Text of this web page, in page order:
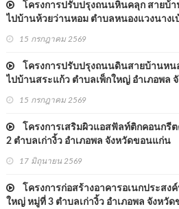
โครงการปรับปรุงถนนหินคลุก สายบ้า
ไปบ้านห้วยว่านหอม ตำบลหนองแวงนาง
15 กรกฎาคม 2569
โครงการปรับปรุงถนนดินสายบ้านหนอ
ไปบ้านสระแก้ว ตำบลเพ็กใหญ่ อำเภอพล
15 กรกฎาคม 2569
โครงการเสริมผิวแอสฟัลท์ติกคอนกรี
2 ตำบลเก่างิ้ว อำเภอพล จังหวัดขอนแก่น
17 มิถุนายน 2569
โครงการก่อสร้างอาคารอเนกประสง
ใหญ่ หมู่ที่ 3 ตำบลเก่างิ้ว อำเภอพล จังหวั